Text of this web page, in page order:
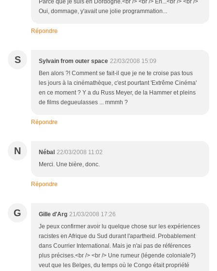
Parce que je suis en Dordogne.<br /> <br /> Eh...<br /> <br />
Oui, dommage, y'avait une jolie programmation...
Répondre
S Sylvain from outer space 22/03/2008 15:09
Ben alors ?! Comment se fait-il que je ne te croise pas tous
les jours à la cinémathèque, c'est pourtant 'Extrême Cinéma'
en ce moment ? Y a du Russ Meyer, de la Hammer et pleins
de films degueulasses ... mmmh ?
Répondre
N Nébal 22/03/2008 11:02
Merci. Une bière, donc.
Répondre
G Gille d'Arg 21/03/2008 17:26
Je peux confirmer avoir lu quelque chose sur les expériences
racistes en Afrique du Sud durant l'apartheid. Probablement
dans Courrier International. Mais je n'ai pas de références
plus précises.<br /> <br /> Une rumeur (légende coloniale?)
veut que les Belges, du temps où le Congo était propriété